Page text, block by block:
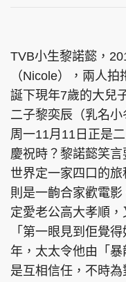
東周刊
PCM 電腦廣場
頭條日報
TVB小生黎諾懿，
（Nicole），兩人
誕下現年7歲的大兒
二子黎奕辰（乳名
周一11月11日正是
慶祝時？黎諾懿笑
世界定一家四口的
則是一齣合家歡電
定愛老公高大孝順，
「第一眼見到佢覺
年，太太令他由「
是互相信任，不時